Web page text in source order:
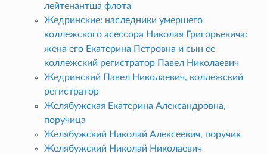
лейтенантша флота
Жедринские: наследники умершего
коллежского асессора Николая Григорьевича:
жена его Екатерина Петровна и сын ее
коллежский регистратор Павел Николаевич
Жедринский Павел Николаевич, коллежский
регистратор
Желябужская Екатерина Александровна,
поручица
Желябужский Николай Алексеевич, поручик
Желябужский Николай Николаевич